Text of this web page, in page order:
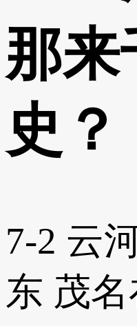
那来
史？
7-2 云
东 茂